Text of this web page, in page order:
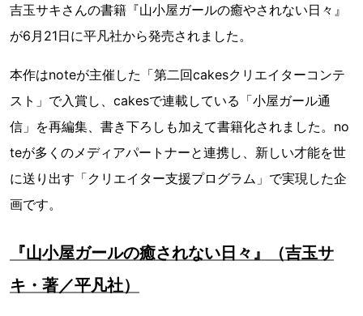
吉玉サキさんの書籍『山小屋ガールの癒やされない日々』
が6月21日に平凡社から発売されました。
本作はnoteが主催した「第二回cakesクリエイターコンテ
スト」で入賞し、cakesで連載している「小屋ガール通
信」を再編集、書き下ろしも加えて書籍化されました。no
teが多くのメディアパートナーと連携し、新しい才能を世
に送り出す「クリエイター支援プログラム」で実現した企
画です。
『山小屋ガールの癒されない日々』（吉玉サ
キ・著／平凡社）